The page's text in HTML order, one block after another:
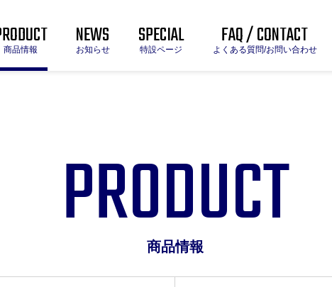
商品情報 NEWS
お知らせ SPECIAL
特設ページ FAQ / CONTACT
よくある質問/お問い合わせ
PRODUCT
商品情報